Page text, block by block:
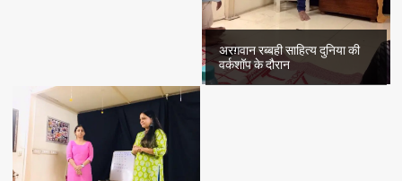
अरग़वान रब्बही साहित्य दुनिया की
वर्कशॉप के दौरान